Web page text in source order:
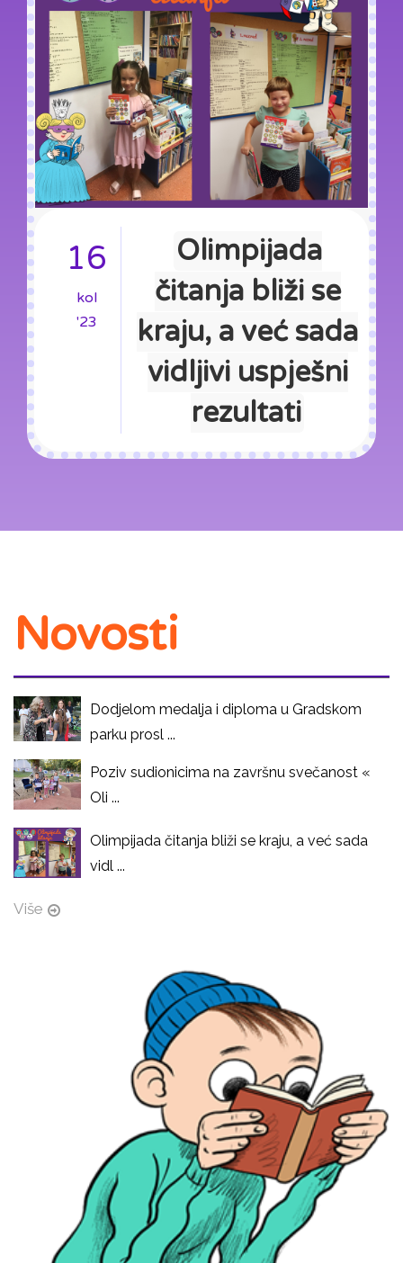
16
kol
'23
Olimpijada
čitanja bliži se
kraju, a već sada
vidljivi uspješni
rezultati
Novosti
Dodjelom medalja i diploma u Gradskom
parku prosl ...
Poziv sudionicima na završnu svečanost «
Oli ...
Olimpijada čitanja bliži se kraju, a već sada
vidl ...
Više